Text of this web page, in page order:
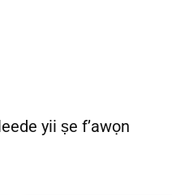
yii ṣe f’awọn